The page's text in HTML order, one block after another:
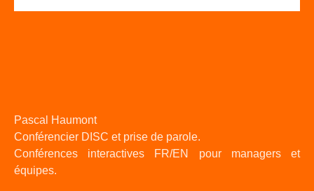
Pascal Haumont
Conférencier DISC et prise de parole.
Conférences interactives FR/EN pour managers et
équipes.